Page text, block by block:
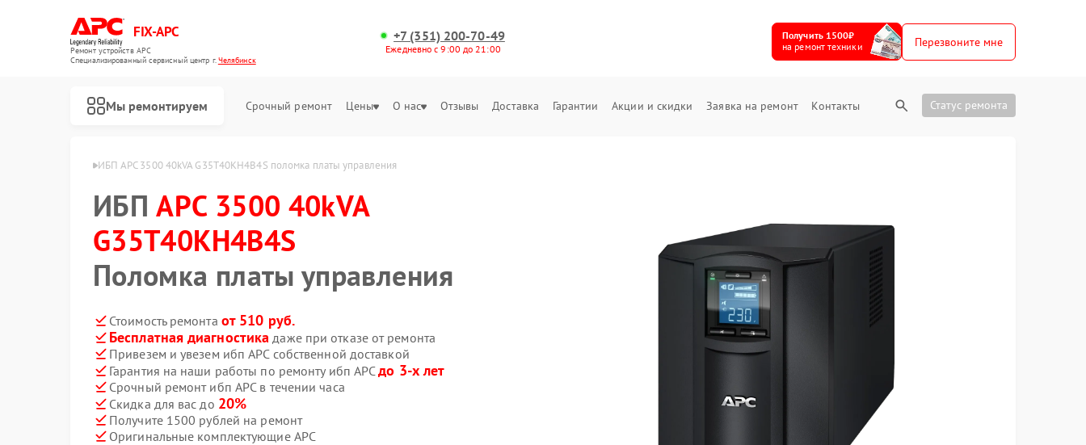
FIX-APC
Ремонт устройств APC
Специализированный cервисный центр г.Челябинск
+7 (351) 200-70-49
Ежедневно с 9:00 до 21:00
Получить 1500₽
на ремонт техники
Перезвоните мне
Мы ремонтируем Срочный ремонт Цены О нас Отзывы Доставка Гарантии Акции и скидки Заявка на ремонт Контакты Статус ремонта
ИБП APC 3500 40kVA G35T40KH4B4S поломка платы управления
ИБПAPC 3500 40kVA
G35T40KH4B4S
Поломка платы управления
Стоимость ремонта от 510 руб.
Бесплатная диагностика даже при отказе от ремонта
Привезем и увезем ибп APC собственной доставкой
Гарантия на наши работы по ремонту ибп APCдо 3-х лет
Срочный ремонт ибп APC в течении часа
Скидка для вас до 20%
Получите 1500 рублей на ремонт
Оригинальные комплектующие APC